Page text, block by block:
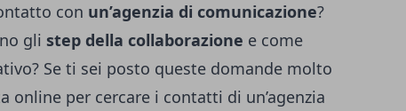
con un’agenzia di comunicazione?
gli step della collaborazione e come
Se ti sei posto queste domande molto
online per cercare i contatti di un’agenzia